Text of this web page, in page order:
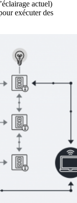
actuel)
exécuter des